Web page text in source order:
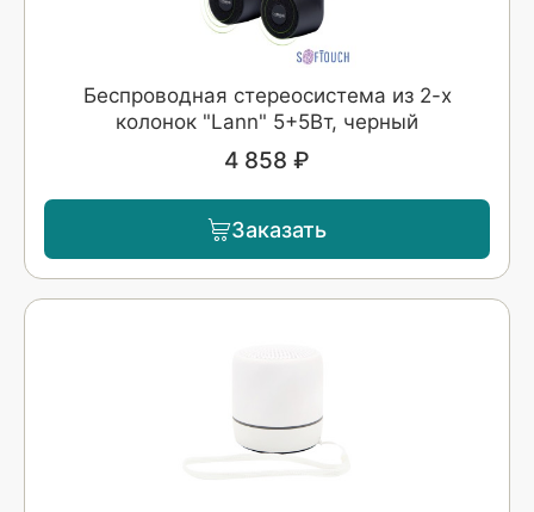
Беспроводная стереосистема из 2-х
колонок "Lann" 5+5Вт, черный
4 858 ₽
Заказать